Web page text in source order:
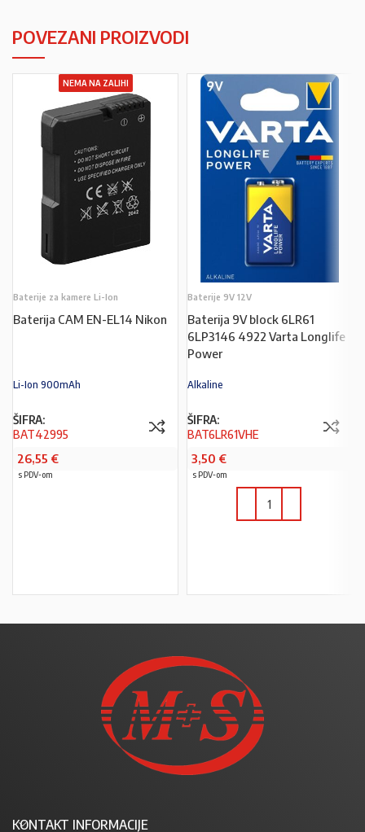
POVEZANI PROIZVODI
NEMA NA ZALIHI
Baterije za kamere Li-Ion
Baterija CAM EN-EL14 Nikon
Li-Ion 900mAh
ŠIFRA:
BAT42995
26,55 €
s PDV-om
Baterije 9V 12V
Baterija 9V block 6LR61
6LP3146 4922 Varta Longlife
Power
Alkaline
ŠIFRA:
BAT6LR61VHE
3,50 €
s PDV-om
KONTAKT INFORMACIJE